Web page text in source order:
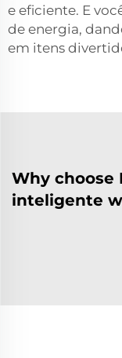
e eficiente. E
de energia,
em itens
Why choose
inteligente